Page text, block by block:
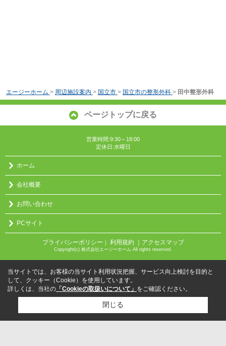
エージーホーム > 周辺施設案内 > 国立市 > 国立市の整形外科 > 田中整形外科
ページトップに戻る
営業時間:9:30～18:00
定休日:水曜日
ホーム
会社概要
お問い合わせ
PCサイト
プライバシーポリシー ｜ 利用規約 ｜アクセスマップ
Copyright(c) 株式会社エージーホーム All rights reserved.
当サイトでは、お客様の当サイト利用状況把握、サービス向上検討を目的と
して、クッキー（Cookie）を使用しています。
詳しくは、当社の 「Cookieの取扱いについて」 をご確認ください。
閉じる